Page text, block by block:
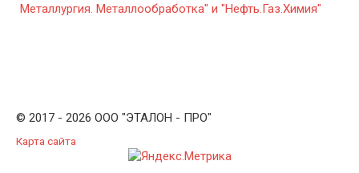
Металлургия. Металлообработка" и "Нефть.Газ.Химия"
© 2017 - 2026 ООО "ЭТАЛОН - ПРО"
Карта сайта